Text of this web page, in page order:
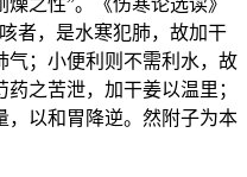
者，是水寒犯肺，故加干
气；小便利则不需利水，故
之苦泄，加干姜以温里；
，以和胃降逆。然附子为本